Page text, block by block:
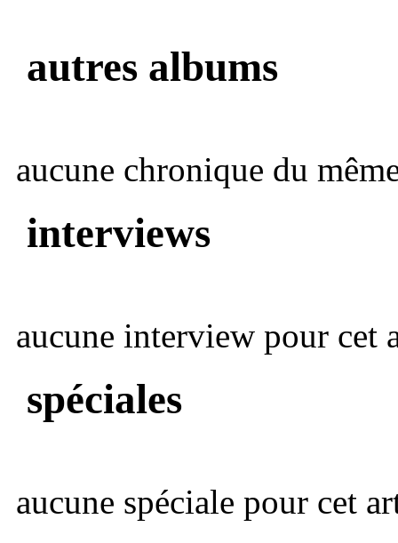
autres albums
aucune chronique du
interviews
aucune interview pour cet
spéciales
aucune spéciale pour cet